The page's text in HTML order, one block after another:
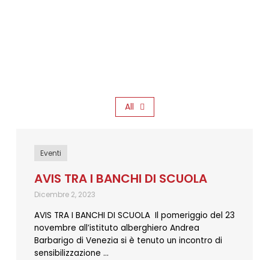
All
Eventi
AVIS TRA I BANCHI DI SCUOLA
Dicembre 2, 2023
AVIS TRA I BANCHI DI SCUOLA Il pomeriggio del 23
novembre all’istituto alberghiero Andrea
Barbarigo di Venezia si è tenuto un incontro di
sensibilizzazione …